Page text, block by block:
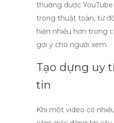
thường được
trong thuật toán, từ
hiện nhiều hơn trong
gợi ý cho người xem.
Tạo dựng uy
tin
Khi một video có